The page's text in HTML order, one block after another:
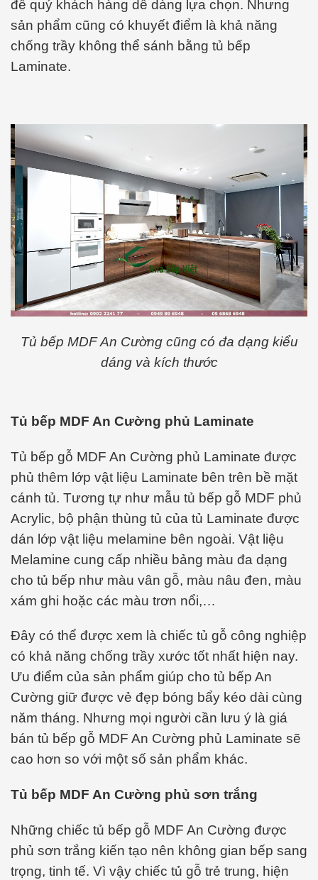
để quý khách hàng dễ dàng lựa chọn. Nhưng
sản phẩm cũng có khuyết điểm là khả năng
chống trầy không thể sánh bằng tủ bếp
Laminate.
Tủ bếp MDF An Cường cũng có đa dạng kiểu
dáng và kích thước
Tủ bếp MDF An Cường phủ Laminate
Tủ bếp gỗ MDF An Cường phủ Laminate được
phủ thêm lớp vật liệu Laminate bên trên bề mặt
cánh tủ. Tương tự như mẫu tủ bếp gỗ MDF phủ
Acrylic, bộ phận thùng tủ của tủ Laminate được
dán lớp vật liệu melamine bên ngoài. Vật liệu
Melamine cung cấp nhiều bảng màu đa dạng
cho tủ bếp như màu vân gỗ, màu nâu đen, màu
xám ghi hoặc các màu trơn nổi,…
Đây có thể được xem là chiếc tủ gỗ công nghiệp
có khả năng chống trầy xước tốt nhất hiện nay.
Ưu điểm của sản phẩm giúp cho tủ bếp An
Cường giữ được vẻ đẹp bóng bẩy kéo dài cùng
năm tháng. Nhưng mọi người cần lưu ý là giá
bán tủ bếp gỗ MDF An Cường phủ Laminate sẽ
cao hơn so với một số sản phẩm khác.
Tủ bếp MDF An Cường phủ sơn trắng
Những chiếc tủ bếp gỗ MDF An Cường được
phủ sơn trắng kiến tạo nên không gian bếp sang
trọng, tinh tế. Vì vậy chiếc tủ gỗ trẻ trung, hiện